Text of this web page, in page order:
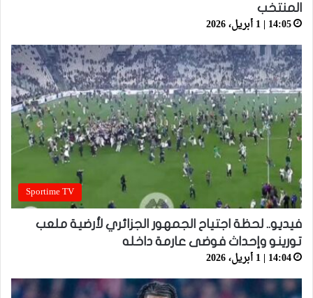
المنتخب
14:05 | 1 أبريل، 2026
Sportime TV
فيديو.. لحظة اجتياح الجمهور الجزائري لأرضية ملعب
تورينو وإحداث فوضى عارمة داخله
14:04 | 1 أبريل، 2026